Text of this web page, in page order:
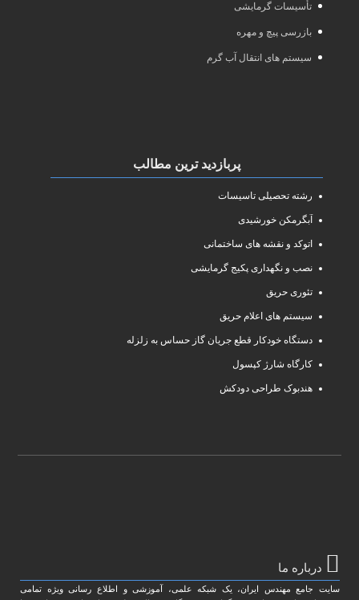
تأسیسات گرمایشی
بازرسی پیچ و مهره
سیستم های انتقال آب گرم
پربازدید ترین مطالب
رشته تحصیلی تاسیسات
آبگرمکن خورشیدی
اتوکد و نقشه های ساختمانی
نصب و نگهداری پکیج گرمایشی
تئوری حریق
سیستم های اعلام حریق
دستگاه خودکار قطع جریان گاز حساس به زلزله
کارگاه شارژ کپسول
هندبوک طراحی دودکش
درباره ما
سایت جامع مهندس ایران، یک شبکه علمی، آموزشی و اطلاع رسانی ویژه تمامی